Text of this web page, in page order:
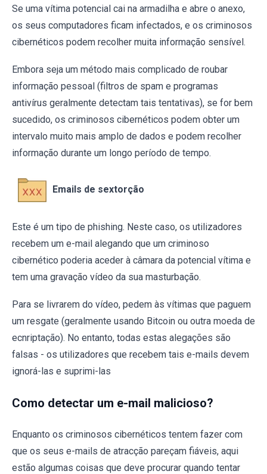
Se uma vítima potencial cai na armadilha e abre o anexo,
os seus computadores ficam infectados, e os criminosos
cibernéticos podem recolher muita informação sensível.
Embora seja um método mais complicado de roubar
informação pessoal (filtros de spam e programas
antivírus geralmente detectam tais tentativas), se for bem
sucedido, os criminosos cibernéticos podem obter um
intervalo muito mais amplo de dados e podem recolher
informação durante um longo período de tempo.
Emails de sextorção
Este é um tipo de phishing. Neste caso, os utilizadores
recebem um e-mail alegando que um criminoso
cibernético poderia aceder à câmara da potencial vítima e
tem uma gravação vídeo da sua masturbação.
Para se livrarem do vídeo, pedem às vítimas que paguem
um resgate (geralmente usando Bitcoin ou outra moeda de
ecnriptação). No entanto, todas estas alegações são
falsas - os utilizadores que recebem tais e-mails devem
ignorá-las e suprimi-las
Como detectar um e-mail malicioso?
Enquanto os criminosos cibernéticos tentem fazer com
que os seus e-mails de atracção pareçam fiáveis, aqui
estão algumas coisas que deve procurar quando tentar